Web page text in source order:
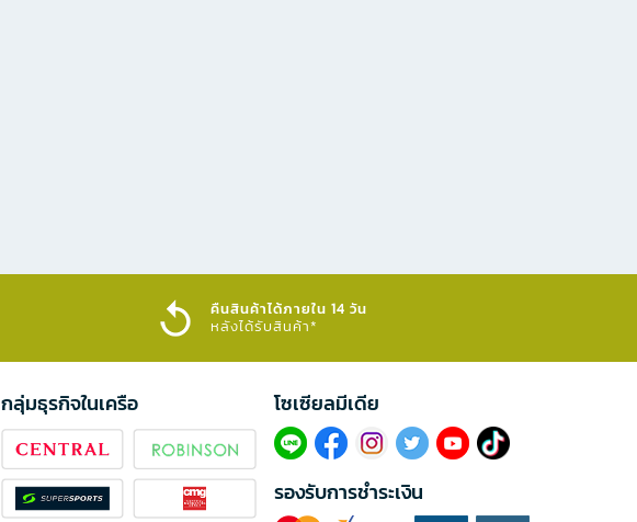
คืนสินค้าได้ภายใน 14 วัน
หลังได้รับสินค้า*
กลุ่มธุรกิจในเครือ โซเซียลมีเดีย​
รองรับการชำระเงิน